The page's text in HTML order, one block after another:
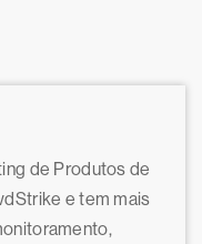
de Produtos de
e tem mais